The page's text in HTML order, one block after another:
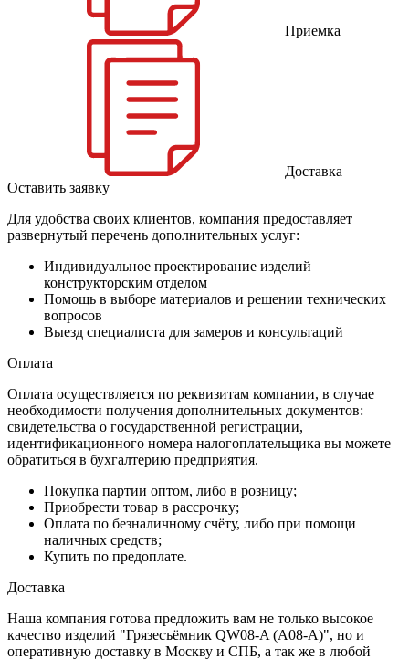
Приемка
Доставка
Оставить заявку
Для удобства своих клиентов, компания предоставляет
развернутый перечень дополнительных услуг:
Индивидуальное проектирование изделий
конструкторским отделом
Помощь в выборе материалов и решении технических
вопросов
Выезд специалиста для замеров и консультаций
Оплата
Оплата осуществляется по реквизитам компании, в случае
необходимости получения дополнительных документов:
свидетельства о государственной регистрации,
идентификационного номера налогоплательщика вы можете
обратиться в бухгалтерию предприятия.
Покупка партии оптом, либо в розницу;
Приобрести товар в рассрочку;
Оплата по безналичному счёту, либо при помощи
наличных средств;
Купить по предоплате.
Доставка
Наша компания готова предложить вам не только высокое
качество изделий "Грязесъёмник QW08-A (A08-A)", но и
оперативную доставку в Москву и СПБ, а так же в любой